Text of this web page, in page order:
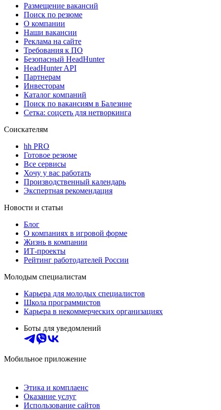
Размещение вакансий
Поиск по резюме
О компании
Наши вакансии
Реклама на сайте
Требования к ПО
Безопасный HeadHunter
HeadHunter API
Партнерам
Инвесторам
Каталог компаний
Поиск по вакансиям в Балезине
Сетка: соцсеть для нетворкинга
Соискателям
hh PRO
Готовое резюме
Все сервисы
Хочу у вас работать
Производственный календарь
Экспертная рекомендация
Новости и статьи
Блог
О компаниях в игровой форме
Жизнь в компании
ИТ-проекты
Рейтинг работодателей России
Молодым специалистам
Карьера для молодых специалистов
Школа программистов
Карьера в некоммерческих организациях
Боты для уведомлений
Мобильное приложение
Этика и комплаенс
Оказание услуг
Использование сайтов